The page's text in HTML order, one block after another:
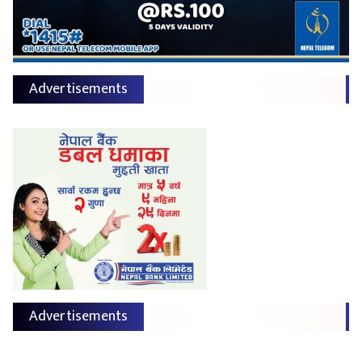
Advertisements
Advertisements